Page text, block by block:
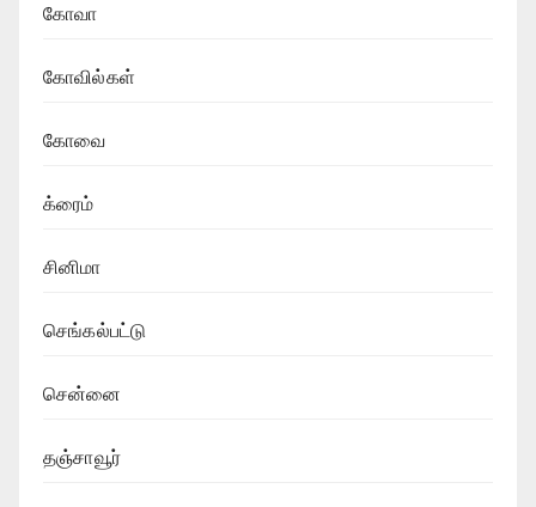
கோவா
கோவில்கள்
கோவை
க்ரைம்
சினிமா
செங்கல்பட்டு
சென்னை
தஞ்சாவூர்